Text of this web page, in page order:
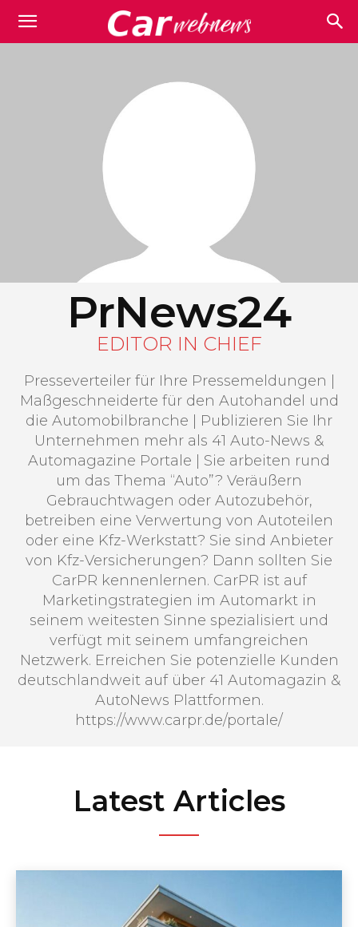
Carwebnews.com
PrNews24
EDITOR IN CHIEF
Presseverteiler für Ihre Pressemeldungen |
Maßgeschneiderte für den Autohandel und
die Automobilbranche | Publizieren Sie Ihr
Unternehmen mehr als 41 Auto-News &
Automagazine Portale | Sie arbeiten rund
um das Thema “Auto”? Veräußern
Gebrauchtwagen oder Autozubehör,
betreiben eine Verwertung von Autoteilen
oder eine Kfz-Werkstatt? Sie sind Anbieter
von Kfz-Versicherungen? Dann sollten Sie
CarPR kennenlernen. CarPR ist auf
Marketingstrategien im Automarkt in
seinem weitesten Sinne spezialisiert und
verfügt mit seinem umfangreichen
Netzwerk. Erreichen Sie potenzielle Kunden
deutschlandweit auf über 41 Automagazin &
AutoNews Plattformen.
https://www.carpr.de/portale/
Latest Articles